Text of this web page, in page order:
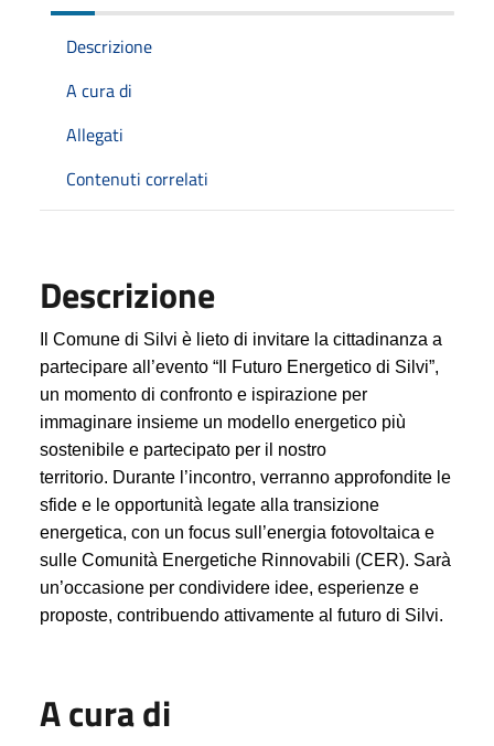
Descrizione
A cura di
Allegati
Contenuti correlati
Descrizione
Il Comune di Silvi è lieto di invitare la cittadinanza a
partecipare all’evento “Il Futuro Energetico di Silvi”,
un momento di confronto e ispirazione per
immaginare insieme un modello energetico più
sostenibile e partecipato per il nostro
territorio. Durante l’incontro, verranno approfondite le
sfide e le opportunità legate alla transizione
energetica, con un focus sull’energia fotovoltaica e
sulle Comunità Energetiche Rinnovabili (CER). Sarà
un’occasione per condividere idee, esperienze e
proposte, contribuendo attivamente al futuro di Silvi.
A cura di